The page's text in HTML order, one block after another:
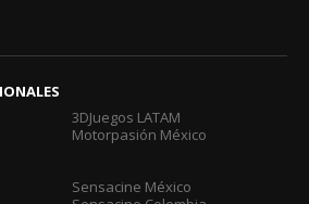
3DJuegos LATAM
Motorpasión México
Sensacine México